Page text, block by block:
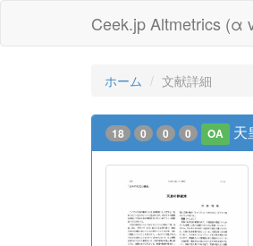
Ceek.jp Altmetrics (α
ホーム 文献詳細
18 0 0 0 OA 天